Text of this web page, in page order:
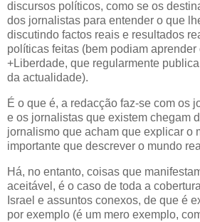
discursos políticos, como se os
dos jornalistas para entender o que
discutindo factos reais e resultados
políticas feitas (bem podiam aprender
+Liberdade, que regularmente
da actualidade).
É o que é, a redacção faz-se com os
e os jornalistas que existem chegam
jornalismo que acham que explicar o
importante que descrever o mundo
Há, no entanto, coisas que
aceitável, é o caso de toda a
Israel e assuntos conexos, de que é
por exemplo (é um mero exemplo,